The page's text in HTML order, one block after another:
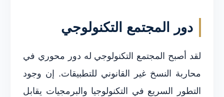
دور المجتمع التكنولوجي
لقد أصبح المجتمع التكنولوجي له دور محوري في
محاربة النسخ غير القانوني للتطبيقات. إن وجود
التطور السريع في التكنولوجيا والبرمجيات يقابل